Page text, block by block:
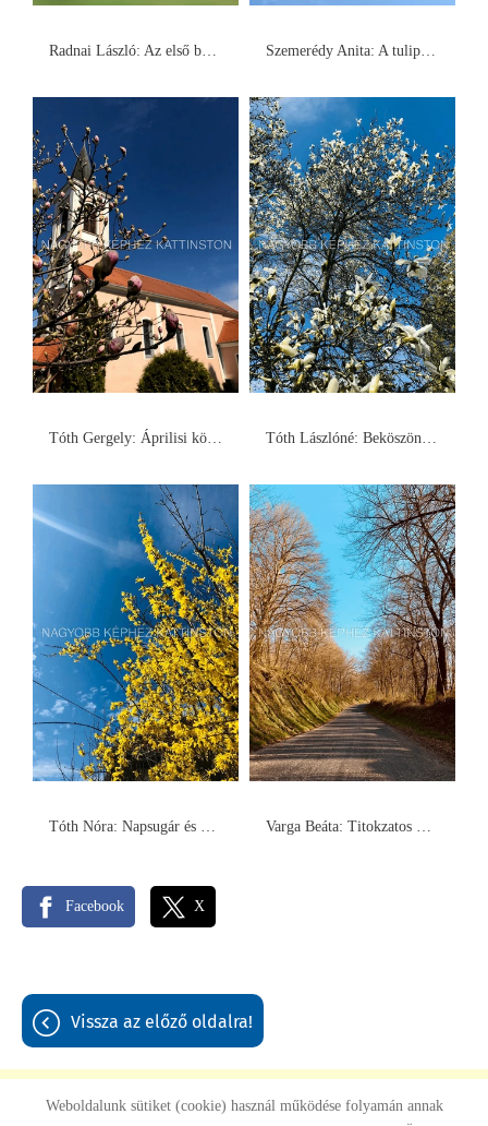
Tóth Gergely: Áprilisi köszöntő Tóth Lászlóné: Beköszöntött a tavasz Felsőmarácon
Tóth Nóra: Napsugár és virág illat Varga Beáta: Titokzatos Berki part
Facebook X
vissza az előző oldalra!
Weboldalunk sütiket (cookie) használ működése folyamán annak